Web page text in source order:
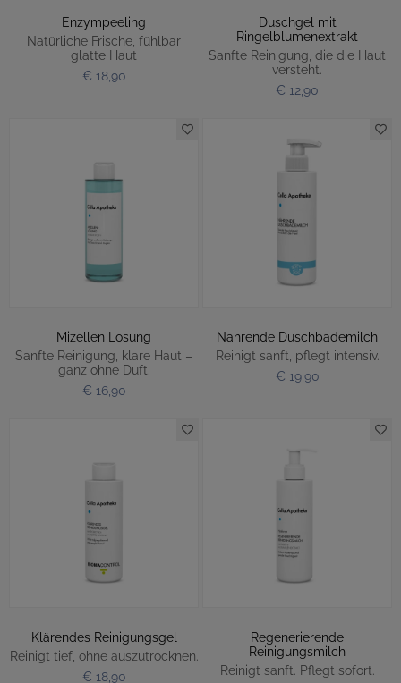
Enzympeeling
Natürliche Frische, fühlbar
glatte Haut
€ 18,90
Duschgel mit
Ringelblumenextrakt
Sanfte Reinigung, die die Haut
versteht.
€ 12,90
Mizellen Lösung
Sanfte Reinigung, klare Haut –
ganz ohne Duft.
€ 16,90
Nährende Duschbademilch
Reinigt sanft, pflegt intensiv.
€ 19,90
Klärendes Reinigungsgel
Reinigt tief, ohne auszutrocknen.
€ 18,90
Regenerierende
Reinigungsmilch
Reinigt sanft. Pflegt sofort.